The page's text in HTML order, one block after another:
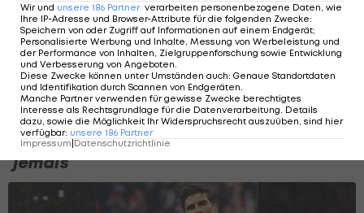
Damit wäre De Cat der neue Rekordtransfer der
Hoffenheimer. Teuerster Neuzugang der
Klubgeschichte ist bisher Adam Hlozek, der 2024
für 18 Millionen Euro aus Leverkusen kam.
Die teuersten deutschen Fußballer
jemals
Wir und unsere 186 Partner verarbeiten personenbezogene Daten, wie
Ihre IP-Adresse und Browser-Attribute für die folgenden Zwecke:
Speichern von oder Zugriff auf Informationen auf einem Endgerät;
Personalisierte Werbung und Inhalte, Messung von Werbeleistung und
der Performance von Inhalten, Zielgruppenforschung sowie Entwicklung
und Verbesserung von Angeboten
Diese Zwecke können unter Umständen auch: Genaue Standortdaten
und Identifikation durch Scannen von Endgeräten
Manche Partner verwenden für gewisse Zwecke berechtigtes
Interesse als Rechtsgrundlage für die Datenverarbeitung. Details
dazu, sowie die Möglichkeit Ihr Widerspruchsrecht auszuüben, sind hier
verfügbar: unsere 186 Partner
Impressum|Datenschutzrichtlinie